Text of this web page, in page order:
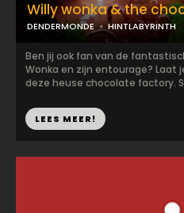
Willy wonka & the
DENDERMONDE HINTLABYRINTH
Ben jij ook fan van de
Wonka en zijn entourage? Laat
deze heuse chocolate factory.
LEES MEER!